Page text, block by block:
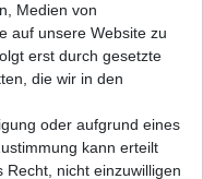
Medien von
auf unsere Website zu
erst durch gesetzte
die wir in den
oder aufgrund eines
kann erteilt
nicht einzuwilligen